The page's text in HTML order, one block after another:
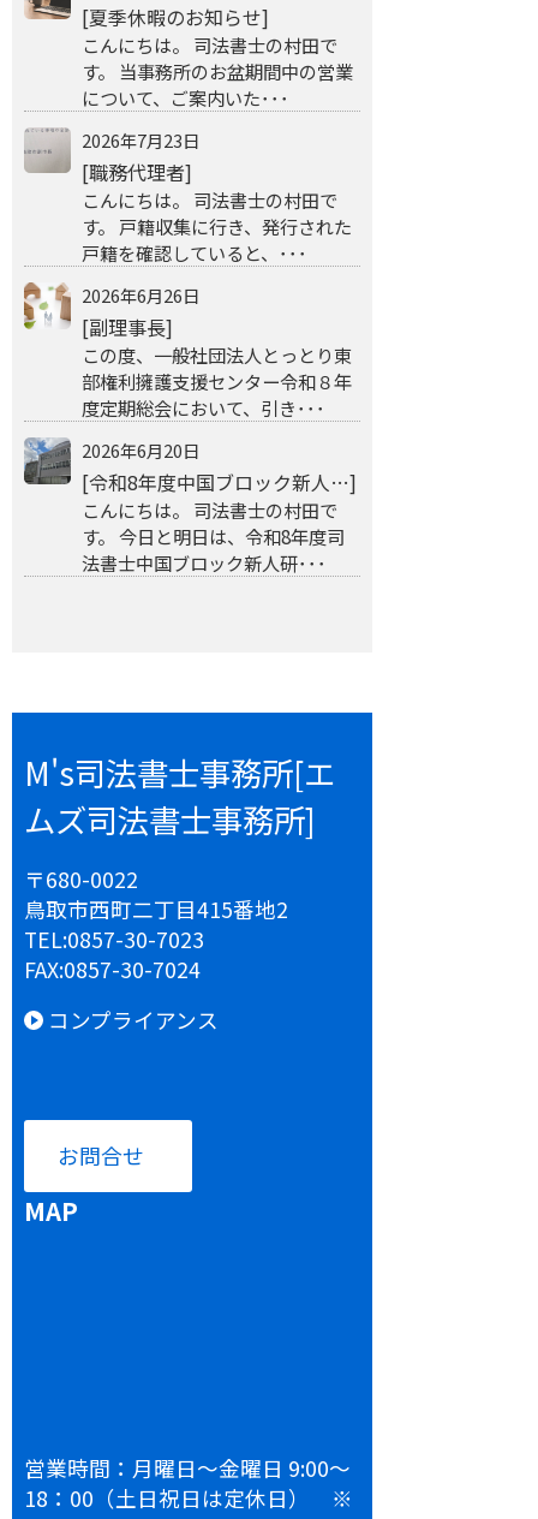
[夏季休暇のお知らせ]
こんにちは。 司法書士の村田で
す。 当事務所のお盆期間中の営業
について、ご案内いた･･･
2026年7月23日
[職務代理者]
こんにちは。 司法書士の村田で
す。 戸籍収集に行き、発行された
戸籍を確認していると、･･･
2026年6月26日
[副理事長]
この度、一般社団法人とっとり東
部権利擁護支援センター令和８年
度定期総会において、引き･･･
2026年6月20日
[令和8年度中国ブロック新人…]
こんにちは。 司法書士の村田で
す。 今日と明日は、令和8年度司
法書士中国ブロック新人研･･･
M's司法書士事務所[エ
ムズ司法書士事務所]
〒680-0022
鳥取市西町二丁目415番地2
TEL:0857-30-7023
FAX:0857-30-7024
コンプライアンス
お問合せ
MAP
営業時間：月曜日～金曜日 9:00～
18：00（土日祝日は定休日） ※